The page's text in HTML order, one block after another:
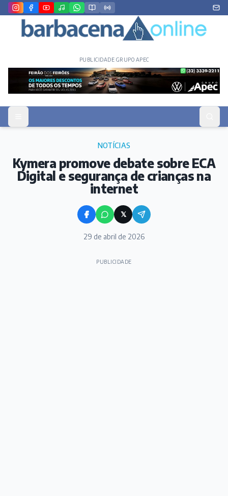
PUBLICIDADE GRUPO APEC
NOTÍCIAS
Kymera promove debate sobre ECA
Digital e segurança de crianças na
internet
𝕏
29 de abril de 2026
PUBLICIDADE